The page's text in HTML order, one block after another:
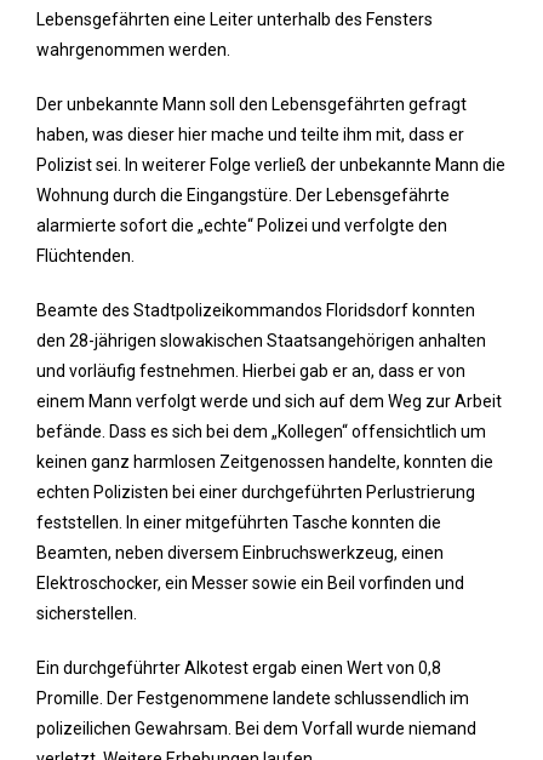
Lebensgefährten eine Leiter unterhalb des Fensters
wahrgenommen werden.
Der unbekannte Mann soll den Lebensgefährten gefragt
haben, was dieser hier mache und teilte ihm mit, dass er
Polizist sei. In weiterer Folge verließ der unbekannte Mann die
Wohnung durch die Eingangstüre. Der Lebensgefährte
alarmierte sofort die „echte“ Polizei und verfolgte den
Flüchtenden.
Beamte des Stadtpolizeikommandos Floridsdorf konnten
den 28-jährigen slowakischen Staatsangehörigen anhalten
und vorläufig festnehmen. Hierbei gab er an, dass er von
einem Mann verfolgt werde und sich auf dem Weg zur Arbeit
befände. Dass es sich bei dem „Kollegen“ offensichtlich um
keinen ganz harmlosen Zeitgenossen handelte, konnten die
echten Polizisten bei einer durchgeführten Perlustrierung
feststellen. In einer mitgeführten Tasche konnten die
Beamten, neben diversem Einbruchswerkzeug, einen
Elektroschocker, ein Messer sowie ein Beil vorfinden und
sicherstellen.
Ein durchgeführter Alkotest ergab einen Wert von 0,8
Promille. Der Festgenommene landete schlussendlich im
polizeilichen Gewahrsam. Bei dem Vorfall wurde niemand